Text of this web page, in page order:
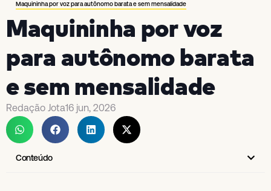
Maquininha por voz para autônomo barata e sem mensalidade
Maquininha por voz
para autônomo barata
e sem mensalidade
Redação Jota16 jun, 2026
Conteúdo